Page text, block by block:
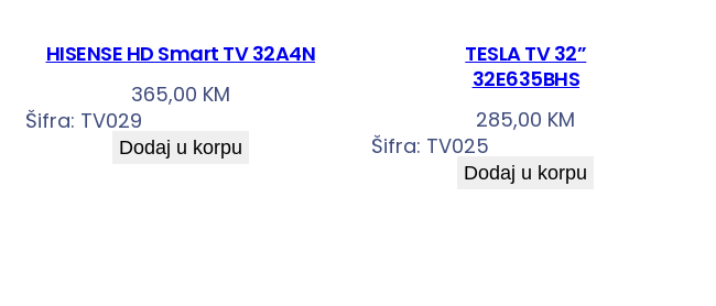
HISENSE HD Smart TV 32A4N
365,00 KM
Šifra: TV029
Dodaj u korpu
TESLA TV 32”
32E635BHS
285,00 KM
Šifra: TV025
Dodaj u korpu